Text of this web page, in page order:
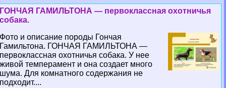
ГОНЧАЯ ГАМИЛЬТОНА — первоклассная охотничья
собака.
Фото и описание породы Гончая
Гамильтона. ГОНЧАЯ ГАМИЛЬТОНА —
первоклассная охотничья собака. У нее
живой темперамент и она создает много
шума. Для комнатного содержания не
подходит....